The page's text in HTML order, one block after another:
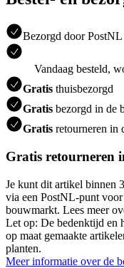
Bezorgd door PostNL
Vandaag besteld,
Gratis thuisbezorgd
Gratis bezorgd in de
Gratis retourneren in
Gratis retourneren
Je kunt dit artikel binnen
via een PostNL-punt
bouwmarkt. Lees meer
Let op: De bedenktijd en
op maat gemaakte
planten.
Meer informatie over de